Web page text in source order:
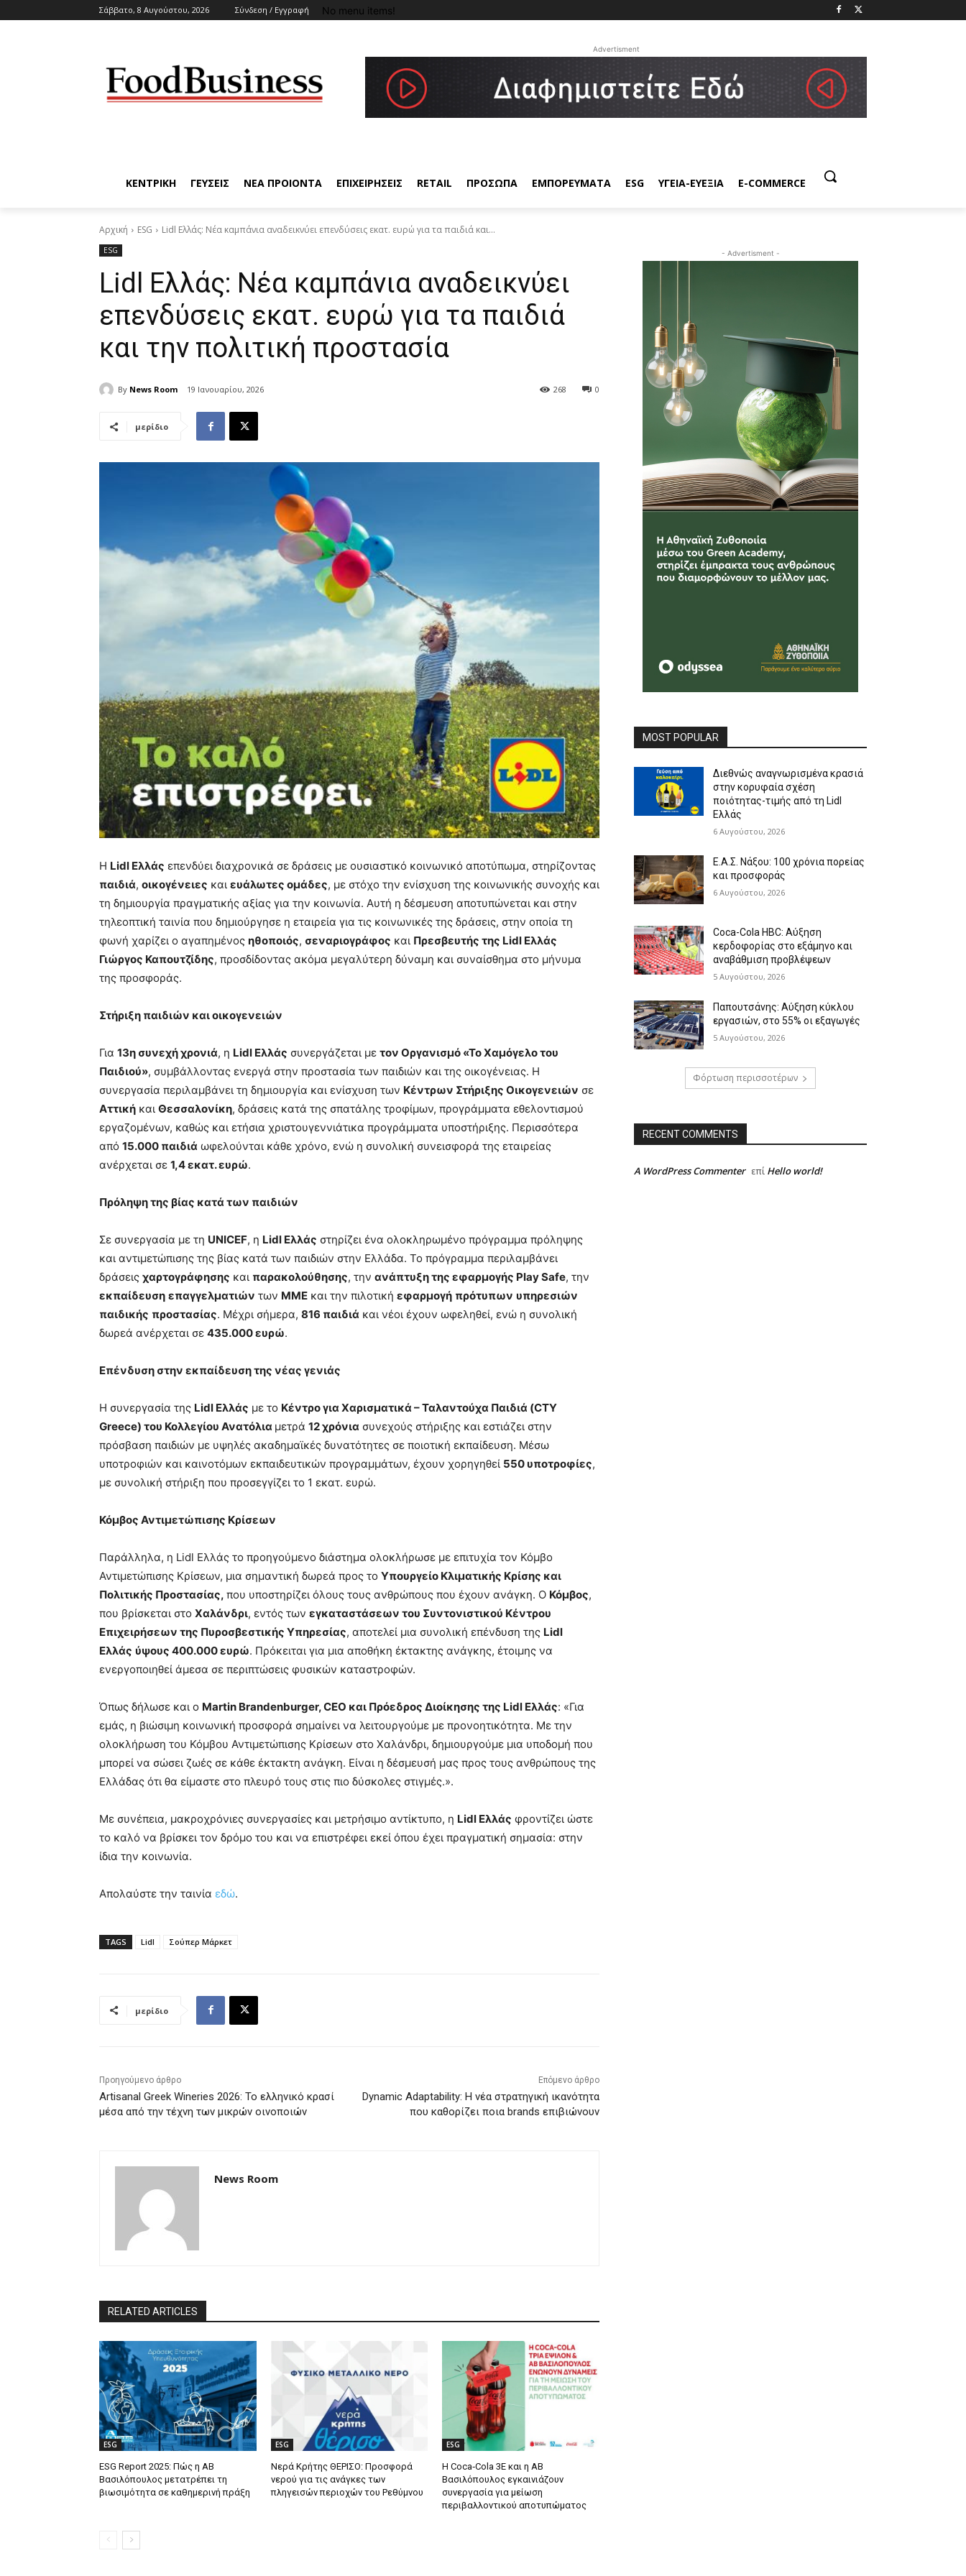
Σάββατο, 8 Αυγούστου, 2026 Σύνδεση / Εγγραφή No menu items!
Advertisment
ΚΕΝΤΡΙΚΗ ΓΕΥΣΕΙΣ ΝΕΑ ΠΡΟΙΟΝΤΑ ΕΠΙΧΕΙΡΗΣΕΙΣ RETAIL ΠΡΟΣΩΠΑ ΕΜΠΟΡΕΥΜΑΤΑ ESG ΥΓΕΙΑ-ΕΥΕΞΙΑ E-COMMERCE
Αρχική ESG Lidl Ελλάς: Νέα καμπάνια αναδεικνύει επενδύσεις εκατ. ευρώ για τα παιδιά και...
ESG
Lidl Ελλάς: Νέα καμπάνια αναδεικνύει
επενδύσεις εκατ. ευρώ για τα παιδιά
και την πολιτική προστασία
By News Room 19 Ιανουαρίου, 2026 0
268
μερίδιο
Η Lidl Ελλάς επενδύει διαχρονικά σε δράσεις με ουσιαστικό κοινωνικό αποτύπωμα, στηρίζοντας
παιδιά, οικογένειες και ευάλωτες ομάδες, με στόχο την ενίσχυση της κοινωνικής συνοχής και
τη δημιουργία πραγματικής αξίας για την κοινωνία. Αυτή η δέσμευση αποτυπώνεται και στην
τηλεοπτική ταινία που δημιούργησε η εταιρεία για τις κοινωνικές της δράσεις, στην οποία τη
φωνή χαρίζει ο αγαπημένος ηθοποιός, σεναριογράφος και Πρεσβευτής της Lidl Ελλάς
Γιώργος Καπουτζίδης, προσδίδοντας ακόμα μεγαλύτερη δύναμη και συναίσθημα στο μήνυμα
της προσφοράς.
Στήριξη παιδιών και οικογενειών
Για 13η συνεχή χρονιά, η Lidl Ελλάς συνεργάζεται με τον Οργανισμό «Το Χαμόγελο του
Παιδιού», συμβάλλοντας ενεργά στην προστασία των παιδιών και της οικογένειας. Η
συνεργασία περιλαμβάνει τη δημιουργία και ενίσχυση των Κέντρων Στήριξης Οικογενειών σε
Αττική και Θεσσαλονίκη, δράσεις κατά της σπατάλης τροφίμων, προγράμματα εθελοντισμού
εργαζομένων, καθώς και ετήσια χριστουγεννιάτικα προγράμματα υποστήριξης. Περισσότερα
από 15.000 παιδιά ωφελούνται κάθε χρόνο, ενώ η συνολική συνεισφορά της εταιρείας
ανέρχεται σε 1,4 εκατ. ευρώ.
Πρόληψη της βίας κατά των παιδιών
Σε συνεργασία με τη UNICEF, η Lidl Ελλάς στηρίζει ένα ολοκληρωμένο πρόγραμμα πρόληψης
και αντιμετώπισης της βίας κατά των παιδιών στην Ελλάδα. Το πρόγραμμα περιλαμβάνει
δράσεις χαρτογράφησης και παρακολούθησης, την ανάπτυξη της εφαρμογής Play Safe, την
εκπαίδευση επαγγελματιών των ΜΜΕ και την πιλοτική εφαρμογή πρότυπων υπηρεσιών
παιδικής προστασίας. Μέχρι σήμερα, 816 παιδιά και νέοι έχουν ωφεληθεί, ενώ η συνολική
δωρεά ανέρχεται σε 435.000 ευρώ.
Επένδυση στην εκπαίδευση της νέας γενιάς
Η συνεργασία της Lidl Ελλάς με το Κέντρο για Χαρισματικά – Ταλαντούχα Παιδιά (CTY
Greece) του Κολλεγίου Ανατόλια μετρά 12 χρόνια συνεχούς στήριξης και εστιάζει στην
πρόσβαση παιδιών με υψηλές ακαδημαϊκές δυνατότητες σε ποιοτική εκπαίδευση. Μέσω
υποτροφιών και καινοτόμων εκπαιδευτικών προγραμμάτων, έχουν χορηγηθεί 550 υποτροφίες,
με συνολική στήριξη που προσεγγίζει το 1 εκατ. ευρώ.
Κόμβος Αντιμετώπισης Κρίσεων
Παράλληλα, η Lidl Ελλάς το προηγούμενο διάστημα ολοκλήρωσε με επιτυχία τον Κόμβο
Αντιμετώπισης Κρίσεων, μια σημαντική δωρεά προς το Υπουργείο Κλιματικής Κρίσης και
Πολιτικής Προστασίας, που υποστηρίζει όλους τους ανθρώπους που έχουν ανάγκη. Ο Κόμβος,
που βρίσκεται στο Χαλάνδρι, εντός των εγκαταστάσεων του Συντονιστικού Κέντρου
Επιχειρήσεων της Πυροσβεστικής Υπηρεσίας, αποτελεί μια συνολική επένδυση της Lidl
Ελλάς ύψους 400.000 ευρώ. Πρόκειται για μια αποθήκη έκτακτης ανάγκης, έτοιμης να
ενεργοποιηθεί άμεσα σε περιπτώσεις φυσικών καταστροφών.
Όπως δήλωσε και ο Martin Brandenburger,CEO και Πρόεδρος Διοίκησης της Lidl Ελλάς: «Για
εμάς, η βιώσιμη κοινωνική προσφορά σημαίνει να λειτουργούμε με προνοητικότητα. Με την
ολοκλήρωση του Κόμβου Αντιμετώπισης Κρίσεων στο Χαλάνδρι, δημιουργούμε μια υποδομή που
μπορεί να σώσει ζωές σε κάθε έκτακτη ανάγκη. Είναι η δέσμευσή μας προς τους ανθρώπους της
Ελλάδας ότι θα είμαστε στο πλευρό τους στις πιο δύσκολες στιγμές.».
Με συνέπεια, μακροχρόνιες συνεργασίες και μετρήσιμο αντίκτυπο, η Lidl Ελλάς φροντίζει ώστε
το καλό να βρίσκει τον δρόμο του και να επιστρέφει εκεί όπου έχει πραγματική σημασία: στην
ίδια την κοινωνία.
Απολαύστε την ταινία εδώ.
TAGS Lidl Σούπερ Μάρκετ
μερίδιο
Προηγούμενο άρθρο
Artisanal Greek Wineries 2026: Το ελληνικό κρασί
μέσα από την τέχνη των μικρών οινοποιών
Επόμενο άρθρο
Dynamic Adaptability: Η νέα στρατηγική ικανότητα
που καθορίζει ποια brands επιβιώνουν
News Room
RELATED ARTICLES
ESG
ESG Report 2025: Πώς η ΑΒ
Βασιλόπουλος μετατρέπει τη
βιωσιμότητα σε καθημερινή πράξη
ESG
Νερά Κρήτης ΘΕΡΙΣΟ: Προσφορά
νερού για τις ανάγκες των
πληγεισών περιοχών του Ρεθύμνου
ESG
Η Coca‑Cola 3E και η ΑΒ
Βασιλόπουλος εγκαινιάζουν
συνεργασία για μείωση
περιβαλλοντικού αποτυπώματος
- Advertisment -
MOST POPULAR
Διεθνώς αναγνωρισμένα κρασιά
στην κορυφαία σχέση
ποιότητας-τιμής από τη Lidl
Ελλάς
6 Αυγούστου, 2026
Ε.Α.Σ. Νάξου: 100 χρόνια πορείας
και προσφοράς
6 Αυγούστου, 2026
Coca-Cola HBC: Αύξηση
κερδοφορίας στο εξάμηνο και
αναβάθμιση προβλέψεων
5 Αυγούστου, 2026
Παπουτσάνης: Αύξηση κύκλου
εργασιών, στο 55% οι εξαγωγές
5 Αυγούστου, 2026
Φόρτωση περισσοτέρων
RECENT COMMENTS
A WordPress Commenter επί Hello world!